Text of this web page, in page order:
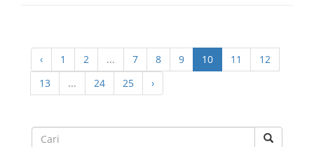
‹ 1 2 ... 7 8 9 10 11
12
13
... 24 25 ›